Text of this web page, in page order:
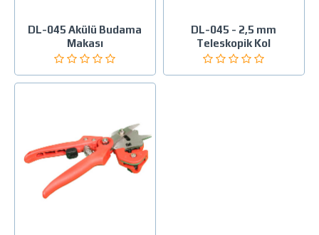
DL-045 Akülü Budama
Makası
DL-045 - 2,5 mm
Teleskopik Kol